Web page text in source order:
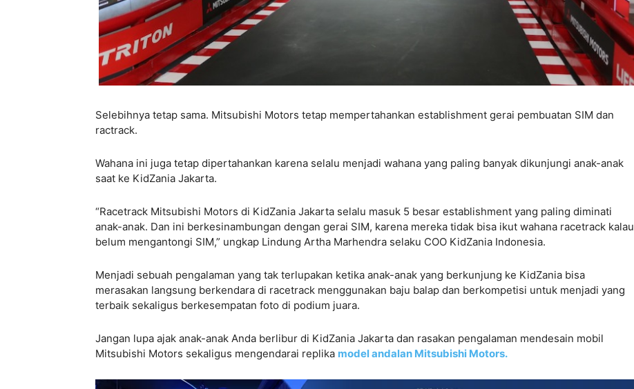
Selebihnya tetap sama. Mitsubishi Motors tetap mempertahankan establishment gerai pembuatan SIM dan
ractrack.
Wahana ini juga tetap dipertahankan karena selalu menjadi wahana yang paling banyak dikunjungi anak-anak
saat ke KidZania Jakarta.
“Racetrack Mitsubishi Motors di KidZania Jakarta selalu masuk 5 besar establishment yang paling diminati
anak-anak. Dan ini berkesinambungan dengan gerai SIM, karena mereka tidak bisa ikut wahana racetrack kalau
belum mengantongi SIM,” ungkap Lindung Artha Marhendra selaku COO KidZania Indonesia.
Menjadi sebuah pengalaman yang tak terlupakan ketika anak-anak yang berkunjung ke KidZania bisa
merasakan langsung berkendara di racetrack menggunakan baju balap dan berkompetisi untuk menjadi yang
terbaik sekaligus berkesempatan foto di podium juara.
Jangan lupa ajak anak-anak Anda berlibur di KidZania Jakarta dan rasakan pengalaman mendesain mobil
Mitsubishi Motors sekaligus mengendarai replika model andalan Mitsubishi Motors.